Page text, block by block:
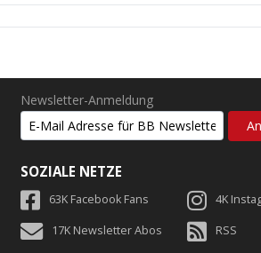
Newsletter-Anmeldung
SOZIALE NETZE
63K Facebook Fans 4K
17K Newsletter Abos RSS